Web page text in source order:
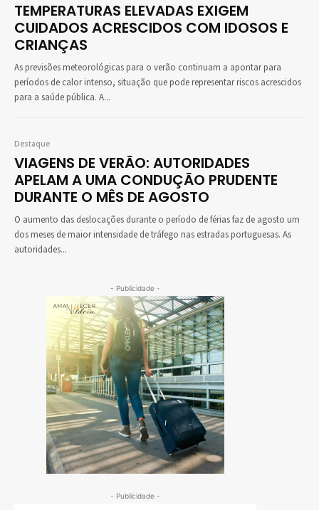
TEMPERATURAS ELEVADAS EXIGEM
CUIDADOS ACRESCIDOS COM IDOSOS E
CRIANÇAS
As previsões meteorológicas para o verão continuam a apontar para
períodos de calor intenso, situação que pode representar riscos acrescidos
para a saúde pública. A...
Destaque
VIAGENS DE VERÃO: AUTORIDADES
APELAM A UMA CONDUÇÃO PRUDENTE
DURANTE O MÊS DE AGOSTO
O aumento das deslocações durante o período de férias faz de agosto um
dos meses de maior intensidade de tráfego nas estradas portuguesas. As
autoridades...
- Publicidade -
- Publicidade -